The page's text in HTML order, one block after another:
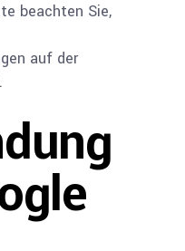
beachten Sie,
auf der